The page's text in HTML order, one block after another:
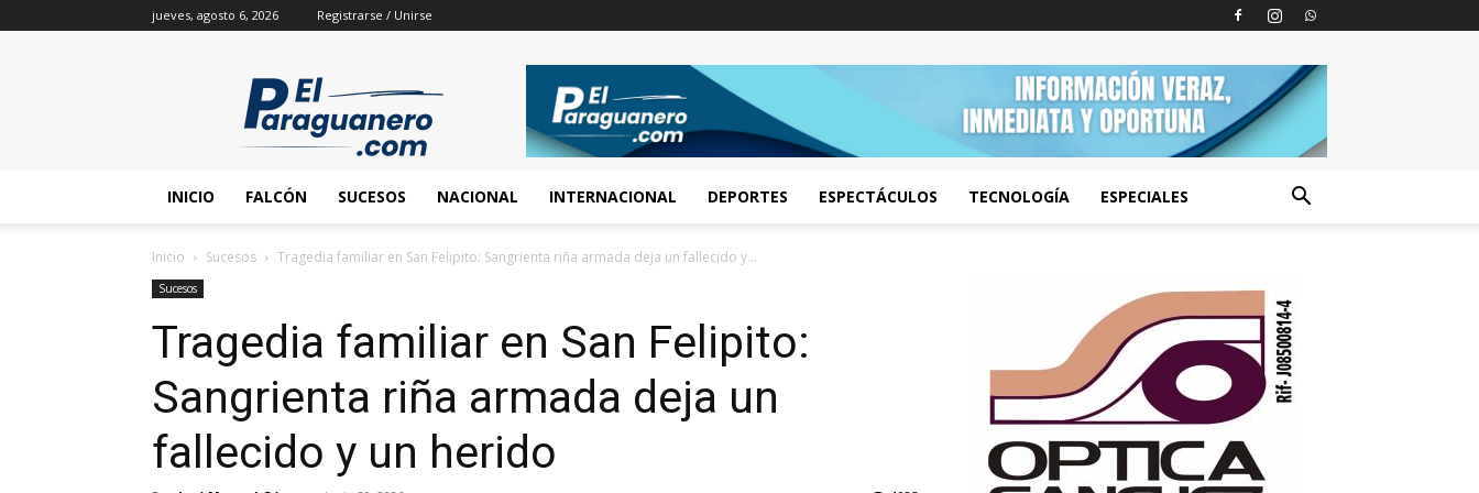
jueves, agosto 6, 2026 Registrarse / Unirse
INICIO FALCÓN SUCESOS NACIONAL INTERNACIONAL DEPORTES ESPECTÁCULOS TECNOLOGÍA ESPECIALES
Inicio Sucesos Tragedia familiar en San Felipito: Sangrienta riña armada deja un fallecido y...
Sucesos
Tragedia familiar en San Felipito:
Sangrienta riña armada deja un
fallecido y un herido